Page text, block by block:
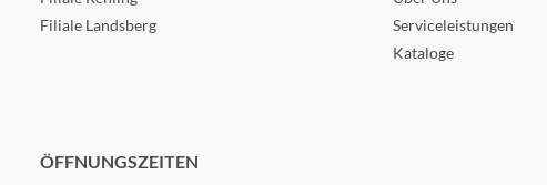
Filiale Landsberg
Serviceleistungen
Kataloge
ÖFFNUNGSZEITEN